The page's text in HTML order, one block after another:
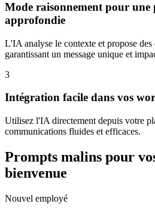
Mode raisonnement pour une
approfondie
L'IA analyse le contexte et propose des
garantissant un message unique et
3
Intégration facile dans vos
Utilisez l'IA directement depuis votre
communications fluides et efficaces.
Prompts malins pour
bienvenue
Nouvel employé